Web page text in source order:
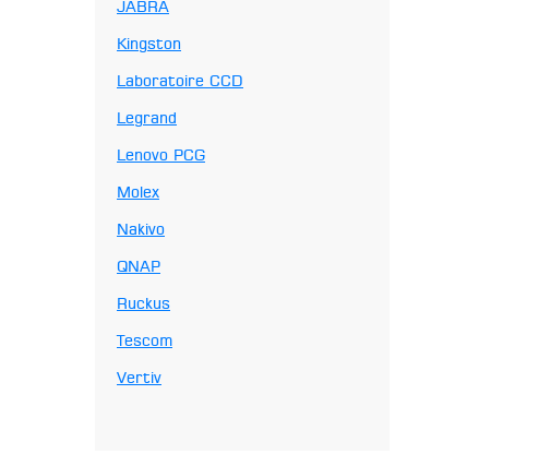
JABRA
Kingston
Laboratoire CCD
Legrand
Lenovo PCG
Molex
Nakivo
QNAP
Ruckus
Tescom
Vertiv